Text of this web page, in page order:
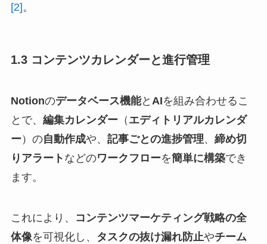
[2]。
1.3 コンテンツカレンダーと進行管理
Notionのデータベース機能と AIを組み合わせるこ
とで、 編集カレンダー （ エディトリアルカレンダ
ー ）の自動作成や、 記事ごとの進捗管理、 締め切
りアラート などのワークフローを簡単に構築でき
ます。
これにより、
コンテンツマーケティング戦略の全
体像を可視化し、 タスクの抜け漏れ防止やチーム